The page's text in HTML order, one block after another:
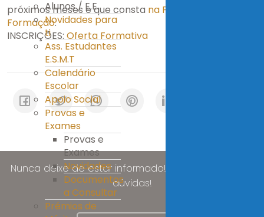
Alunos / E.E.
Novidades para
ti
Ass. Estudantes
E.S.M.T
Calendário
Escolar
Apoio Social
Provas e
Exames
Provas e
Exames
Novidades
Documentos
a Consultar
Prémios de
próximos meses e que consta na Plataforma de
Formação.
INSCRIÇÕES: Oferta Formativa
Nunca deixe de estar informado! Esclareça as suas
dúvidas!